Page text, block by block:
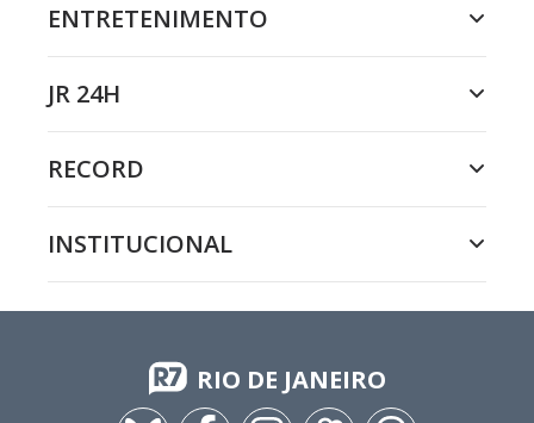
ENTRETENIMENTO
JR 24H
RECORD
INSTITUCIONAL
RIO DE JANEIRO